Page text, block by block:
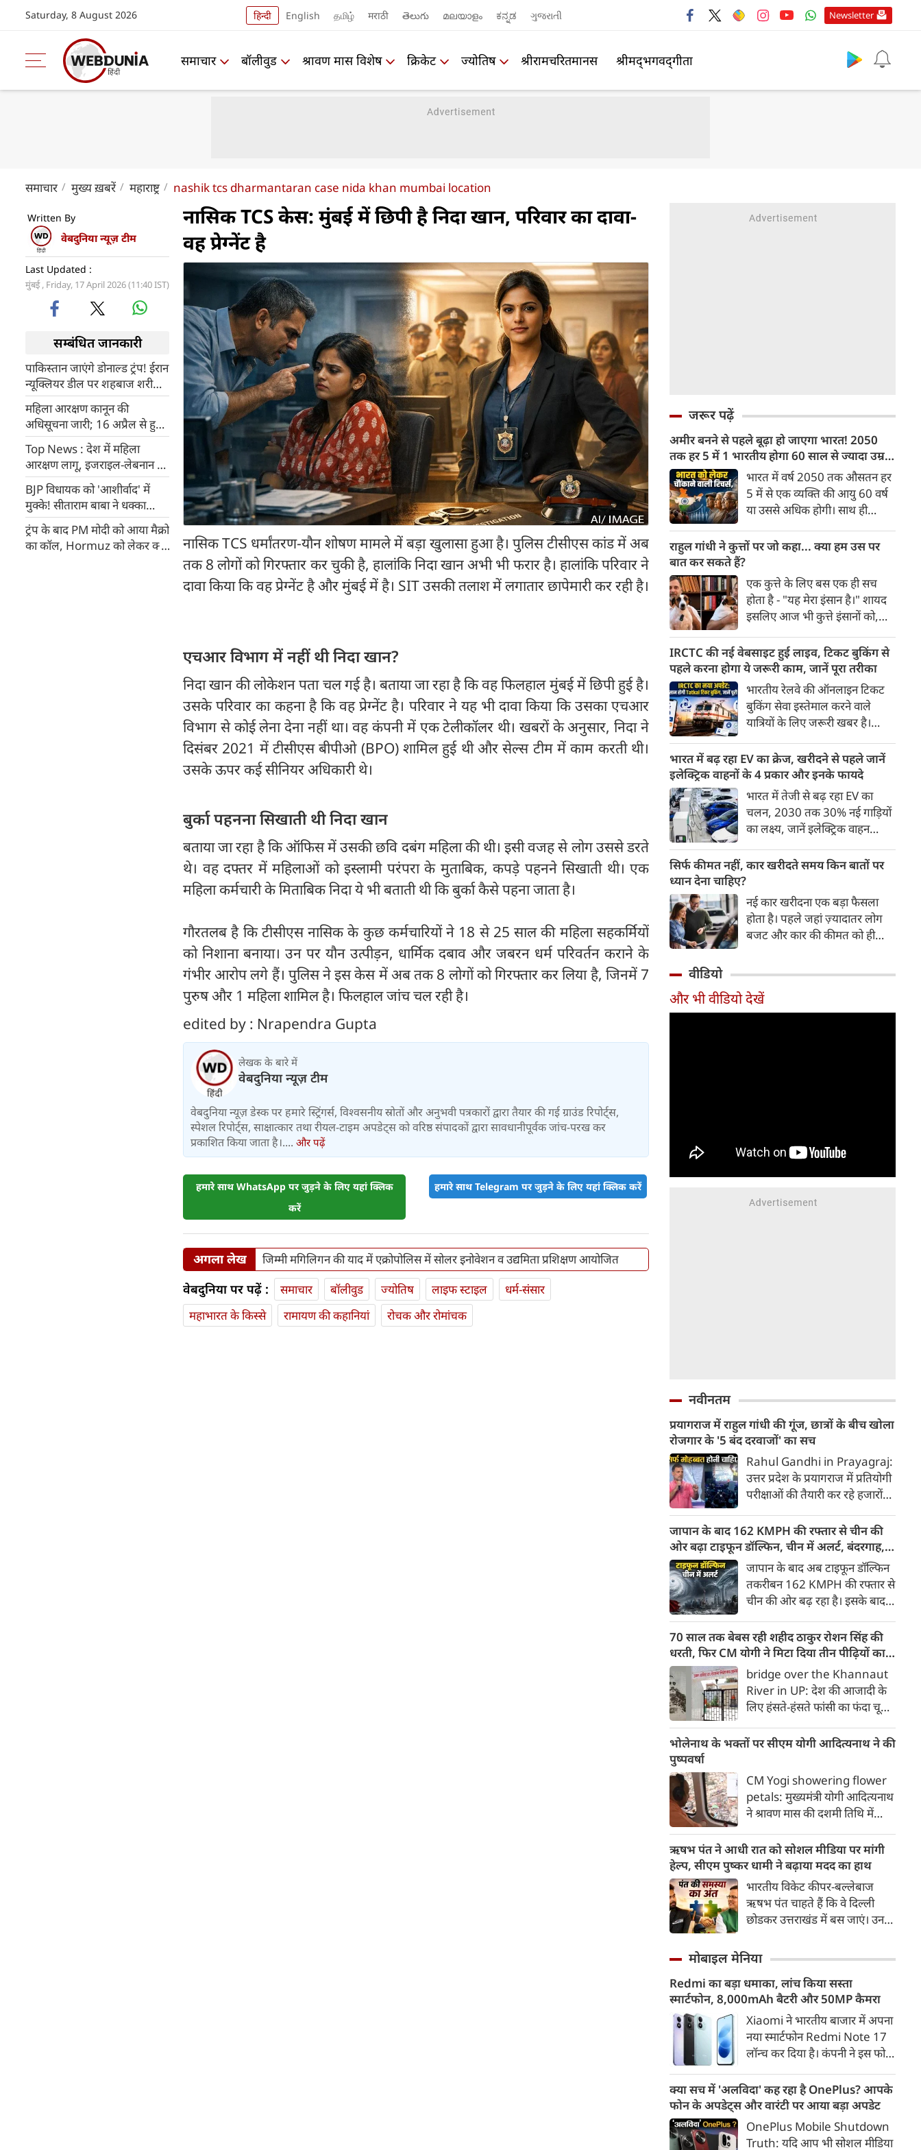
Saturday, 8 August 2026 हिन्दी English தமிழ் मराठी తెలుగు മലയാളം ಕನ್ನಡ ગુજરાતી Newsletter
समाचार बॉलीवुड श्रावण मास विशेष क्रिकेट ज्योतिष श्रीरामचरितमानस श्रीमद्‍भगवद्‍गीता
समाचार मुख्य ख़बरें महाराष्ट्र nashik tcs dharmantaran case nida khan mumbai location
Written By
वेबदुनिया न्यूज़ टीम
Last Updated :
मुंबई , Friday, 17 April 2026 (11:40 IST)
सम्बंधित जानकारी
पाकिस्तान जाएंगे डोनाल्ड ट्रंप! ईरान
न्यूक्लियर डील पर शहबाज शरीफ
और असीम मुनीर की तारीफ
महिला आरक्षण कानून की
अधिसूचना जारी; 16 अप्रैल से हुआ
प्रभावी, विपक्ष ने उठाए सवाल
Top News : देश में महिला
आरक्षण लागू, इजराइल-लेबनान में
10 दिन का सीजफायर
BJP विधायक को 'आशीर्वाद' में
मुक्के! सीताराम बाबा ने धक्का
दिया, माला फेंकी, वीडियो वायरल
ट्रंप के बाद PM मोदी को आया मैक्रो
का कॉल, Hormuz को लेकर क्या
नासिक TCS केस: मुंबई में छिपी है निदा खान, परिवार का दावा-
वह प्रेग्नेंट है
नासिक TCS धर्मांतरण-यौन शोषण मामले में बड़ा खुलासा हुआ है। पुलिस टीसीएस कांड में अब
तक 8 लोगों को गिरफ्तार कर चुकी है, हालांकि निदा खान अभी भी फरार है। हालांकि परिवार ने
दावा किया कि वह प्रेग्नेंट है और मुंबई में है। SIT उसकी तलाश में लगातार छापेमारी कर रही है।
एचआर विभाग में नहीं थी निदा खान?
निदा खान की लोकेशन पता चल गई है। बताया जा रहा है कि वह फिलहाल मुंबई में छिपी हुई है।
उसके परिवार का कहना है कि वह प्रेग्नेंट है। परिवार ने यह भी दावा किया कि उसका एचआर
विभाग से कोई लेना देना नहीं था। वह कंपनी में एक टेलीकॉलर थी। खबरों के अनुसार, निदा ने
दिसंबर 2021 में टीसीएस बीपीओ (BPO) शामिल हुई थी और सेल्स टीम में काम करती थी।
उसके ऊपर कई सीनियर अधिकारी थे।
बुर्का पहनना सिखाती थी निदा खान
बताया जा रहा है कि ऑफिस में उसकी छवि दबंग महिला की थी। इसी वजह से लोग उससे डरते
थे। वह दफ्तर में महिलाओं को इस्लामी परंपरा के मुताबिक, कपड़े पहनने सिखाती थी। एक
महिला कर्मचारी के मिताबिक निदा ये भी बताती थी कि बुर्का कैसे पहना जाता है।
गौरतलब है कि टीसीएस नासिक के कुछ कर्मचारियों ने 18 से 25 साल की महिला सहकर्मियों
को निशाना बनाया। उन पर यौन उत्पीड़न, धार्मिक दबाव और जबरन धर्म परिवर्तन कराने के
गंभीर आरोप लगे हैं। पुलिस ने इस केस में अब तक 8 लोगों को गिरफ्तार कर लिया है, जिनमें 7
पुरुष और 1 महिला शामिल है। फिलहाल जांच चल रही है।
edited by : Nrapendra Gupta
लेखक के बारे में
वेबदुनिया न्यूज़ टीम
वेबदुनिया न्यूज़ डेस्क पर हमारे स्ट्रिंगर्स, विश्वसनीय स्रोतों और अनुभवी पत्रकारों द्वारा तैयार की गई ग्राउंड रिपोर्ट्स,
स्पेशल रिपोर्ट्स, साक्षात्कार तथा रीयल-टाइम अपडेट्स को वरिष्ठ संपादकों द्वारा सावधानीपूर्वक जांच-परख कर
प्रकाशित किया जाता है।.... और पढ़ें
हमारे साथ WhatsApp पर जुड़ने के लिए यहां क्लिक
करें
हमारे साथ Telegram पर जुड़ने के लिए यहां क्लिक करें
अगला लेख जिम्मी मगिलिगन की याद में एक्रोपोलिस में सोलर इनोवेशन व उद्यमिता प्रशिक्षण आयोजित
वेबदुनिया पर पढ़ें : समाचार बॉलीवुड ज्योतिष लाइफ स्‍टाइल
धर्म-संसार
महाभारत के किस्से
रामायण की कहानियां रोचक और रोमांचक
जरूर पढ़ें
अमीर बनने से पहले बूढ़ा हो जाएगा भारत! 2050
तक हर 5 में 1 भारतीय होगा 60 साल से ज्यादा उम्र
का
भारत में वर्ष 2050 तक औसतन हर
5 में से एक व्यक्ति की आयु 60 वर्ष
या उससे अधिक होगी। साथ ही
भारत में रहेंगे। ‘ट्रांसफॉर्म रूरल
अनुसार भारत विकसित देशों के
विपरीत समृद्ध बनने से पहले ही वृद्ध
होती आबादी वाले देश की श्रेणी में
पहुंच रहा है।
राहुल गांधी ने कुत्तों पर जो कहा... क्या हम उस पर
बात कर सकते हैं?
एक कुत्ते के लिए बस एक ही सच
होता है - "यह मेरा इंसान है।" शायद
इसलिए आज भी कुत्ते इंसानों को,
भू-राजनीति से लेकर कृत्रिम
बुद्धिमत्ता, जलवायु परिवर्तन से लेकर
क्रिकेट तक हर विषय पर बहस कर
सकते हैं, तो उस जीव पर भी एक
गंभीर चर्चा बनती है जिसने किसी भी
सभ्यता से पहले इंसान का साथ चुना
था। दुर्भाग्य यह है कि आज कुत्तों के
बारे में हमारी राय पशु-चिकित्सकों,
व्यवहार वैज्ञानिकों या विशेषज्ञों से
कम... और व्हाट्सऐप यूनिवर्सिटी से
ज़्यादा बनती है।
IRCTC की नई वेबसाइट हुई लाइव, टिकट बुकिंग से
पहले करना होगा ये जरूरी काम, जानें पूरा तरीका
भारतीय रेलवे की ऑनलाइन टिकट
बुकिंग सेवा इस्तेमाल करने वाले
यात्रियों के लिए जरूरी खबर है।
वेबसाइट का बीटा वर्जन लॉन्च कर
दिया है। करीब 24 साल पुराने
इंटरफेस के बाद वेबसाइट को नए
डिजाइन और कई नए फीचर्स के साथ
अपडेट किया गया है।
भारत में बढ़ रहा EV का क्रेज, खरीदने से पहले जानें
इलेक्ट्रिक वाहनों के 4 प्रकार और इनके फायदे
भारत में तेजी से बढ़ रहा EV का
चलन, 2030 तक 30% नई गाड़ियों
का लक्ष्य, जानें इलेक्ट्रिक वाहन
200 अरब रुपए का मौका
सिर्फ कीमत नहीं, कार खरीदते समय किन बातों पर
ध्यान देना चाहिए?
नई कार खरीदना एक बड़ा फैसला
होता है। पहले जहां ज़्यादातर लोग
बजट और कार की कीमत को ही
खरीदते समय किन बातों पर ध्यान
देना चाहिए।
वीडियो
और भी वीडियो देखें
नवीनतम
प्रयागराज में राहुल गांधी की गूंज, छात्रों के बीच खोला
रोजगार के '5 बंद दरवाजों' का सच
Rahul Gandhi in Prayagraj:
उत्तर प्रदेश के प्रयागराज में प्रतियोगी
परीक्षाओं की तैयारी कर रहे हजारों
कांग्रेस नेता राहुल गांधी ने केंद्र की
मोदी सरकार पर तीखा प्रहार किया है।
'छात्रों की गूंज' कार्यक्रम के दौरान
भारी बारिश और जलभराव के बीच
उमड़े युवाओं के हुजूम को संबोधित
करते हुए राहुल गांधी ने कहा कि देश
में युवाओं के रोजगार के सभी 5
प्रमुख रास्ते बंद कर दिए गए हैं।
जापान के बाद 162 KMPH की रफ्तार से चीन की
ओर बढ़ा टाइफून डॉल्फिन, चीन में अलर्ट, बंदरगाह,
स्कूल बंद, उड़ानें रद्दजापान के बाद अब टाइफून डॉल्फिन
तकरीबन 162 KMPH की रफ्तार से
चीन की ओर बढ़ रहा है। इसके बाद
चीन में अलर्ट जारी किया गया है। वहां
के बंदरगाह बंद कर दिए गए हैं। स्‍कूल
की छुट्टियां घोषित की गई हैं, जबकि
उड़ानें रद्द कर दी गई हैं। बता दें कि
कई लोग इस तूफान से हताहत हुए हैं।
70 साल तक बेबस रही शहीद ठाकुर रोशन सिंह की
धरती, फिर CM योगी ने मिटा दिया तीन पीढ़ियों का
दर्द
bridge over the Khannaut
River in UP: देश की आजादी के
लिए हंसते-हंसते फांसी का फंदा चूमने
रोशन सिंह की जन्मभूमि आजाद
मुख्यधारा से कटे रहने का दर्द सहती
रही। जिस गांव की मिट्टी ने देश को
ऐसा वीर सपूत दिया, उसी गांव की
तीन पीढ़ियां हर साल बारिश के मौसम
में दुनिया से कट जाने की मजबूरी
झेलती रहीं।
भोलेनाथ के भक्तों पर सीएम योगी आदित्यनाथ ने की
पुष्पवर्षा
CM Yogi showering flower
petals: मुख्यमंत्री योगी आदित्यनाथ
ने श्रावण मास की दशमी तिथि में
बरसाए। गोरक्षपीठाधीश्वर के साथ
रामायण सीरियल में भगवान राम की
भूमिका निभाने वाले मेरठ के सांसद
अरुण गोविल समेत सभी
जनप्रतिनिधियों ने आस्था को सम्मान
देते हुए शिवभक्त कांवड़ यात्रियों पर
ऋषभ पंत ने आधी रात को सोशल मीडिया पर मांगी
हेल्‍प, सीएम पुष्‍कर धामी ने बढ़ाया मदद का हाथ
भारतीय विकेट कीपर-बल्लेबाज
ऋषभ पंत चाहते हैं कि वे दिल्‍ली
छोडकर उत्तराखंड में बस जाएं। उनका
में बीत है, उससे उनकी यादें जुडी हैं।
मनचाही जमीन नहीं मिल रही है। कुछ
इस इच्‍छा के साथ ऋषभ पंत ने आधी
रात को पोस्‍ट लिखी।
मोबाइल मेनिया
Redmi का बड़ा धमाका, लांच किया सस्ता
स्मार्टफोन, 8,000mAh बैटरी और 50MP कैमरा
Xiaomi ने भारतीय बाजार में अपना
नया स्मार्टफोन Redmi Note 17
लॉन्च कर दिया है। कंपनी ने इस फोन
डिस्प्ले, 8,000mAh की बड़ी बैटरी
और Qualcomm Snapdragon
चिपसेट के साथ पेश किया है। फोन में
50MP का मेन कैमरा दिया गया है।
क्या सच में 'अलविदा' कह रहा है OnePlus? आपके
फोन के अपडेट्स और वारंटी पर आया बड़ा अपडेट
OnePlus Mobile Shutdown
Truth: यदि आप भी सोशल मीडिया